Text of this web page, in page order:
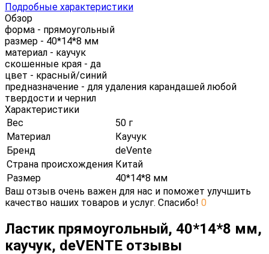
Подробные характеристики
Обзор
форма - прямоугольный
размер - 40*14*8 мм
материал - каучук
скошенные края - да
цвет - красный/синий
предназначение - для удаления карандашей любой
твердости и чернил
Характеристики
Вес
50 г
Материал
Каучук
Бренд
deVente
Страна происхождения Китай
Размер
40*14*8 мм
Ваш отзыв очень важен для нас и поможет улучшить
качество наших товаров и услуг. Спасибо! 0
Ластик прямоугольный, 40*14*8 мм,
каучук, deVENTE отзывы